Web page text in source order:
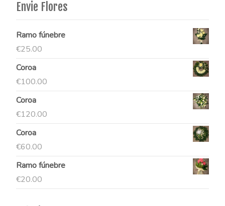
Envie Flores
Ramo fúnebre
€25.00
Coroa
€100.00
Coroa
€120.00
Coroa
€60.00
Ramo fúnebre
€20.00